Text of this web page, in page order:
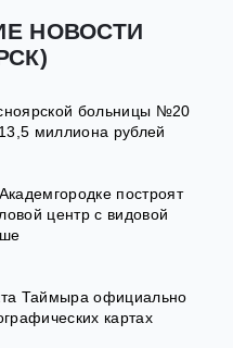
НОВОСТИ
больницы №20
миллиона рублей
построят
центр с видовой
Таймыра официально
картах